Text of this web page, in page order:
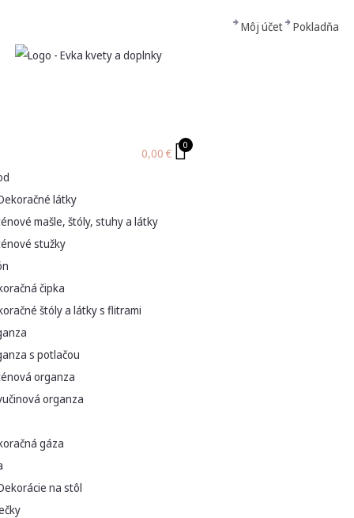
Môj účet Pokladňa
0,00 €
0
látky
mašle, štóly, stuhy a látky
stužky
čipka
štóly a látky s flitrami
s potlačou
organza
organza
gáza
na stôl